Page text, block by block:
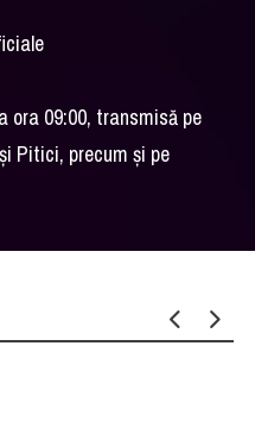
ora 09:00, transmisă pe
Pitici, precum și pe